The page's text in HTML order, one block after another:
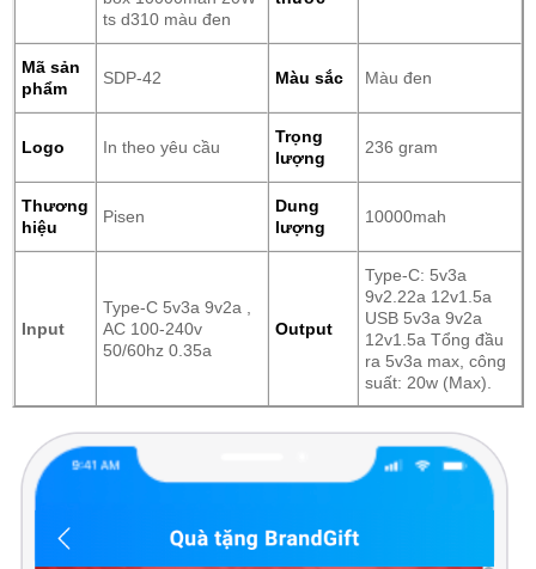
ts d310 màu đen
Mã sản
phẩm
SDP-42 Màu sắc Màu đen
Logo In theo yêu cầu
Trọng
lượng
236 gram
Thương
hiệu
Pisen
Dung
lượng
10000mah
Input
Type-C 5v3a 9v2a ,
AC 100-240v
50/60hz 0.35a
Output
Type-C: 5v3a
9v2.22a 12v1.5a
USB 5v3a 9v2a
12v1.5a Tổng đầu
ra 5v3a max, công
suất: 20w (Max).